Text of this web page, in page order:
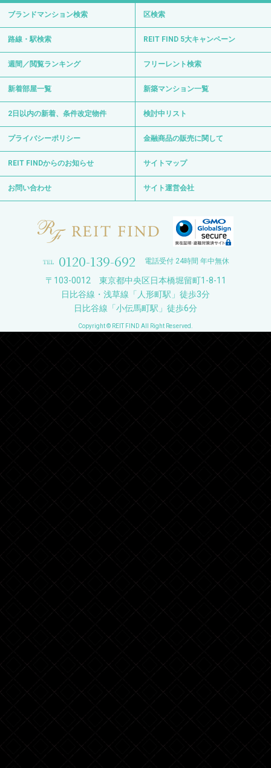
ブランドマンション検索 区検索
路線・駅検索 REIT FIND 5大キャンペーン
週間／閲覧ランキング フリーレント検索
新着部屋一覧 新築マンション一覧
2日以内の新着、条件改定物件 検討中リスト
プライバシーポリシー 金融商品の販売に関して
REIT FINDからのお知らせ サイトマップ
お問い合わせ サイト運営会社
0120-139-692 電話受付 24時間 年中無休
〒103-0012 東京都中央区日本橋堀留町1-8-11
日比谷線・浅草線「人形町駅」徒歩3分
日比谷線「小伝馬町駅」徒歩6分
Copyright © REIT FIND All Right Reserved.